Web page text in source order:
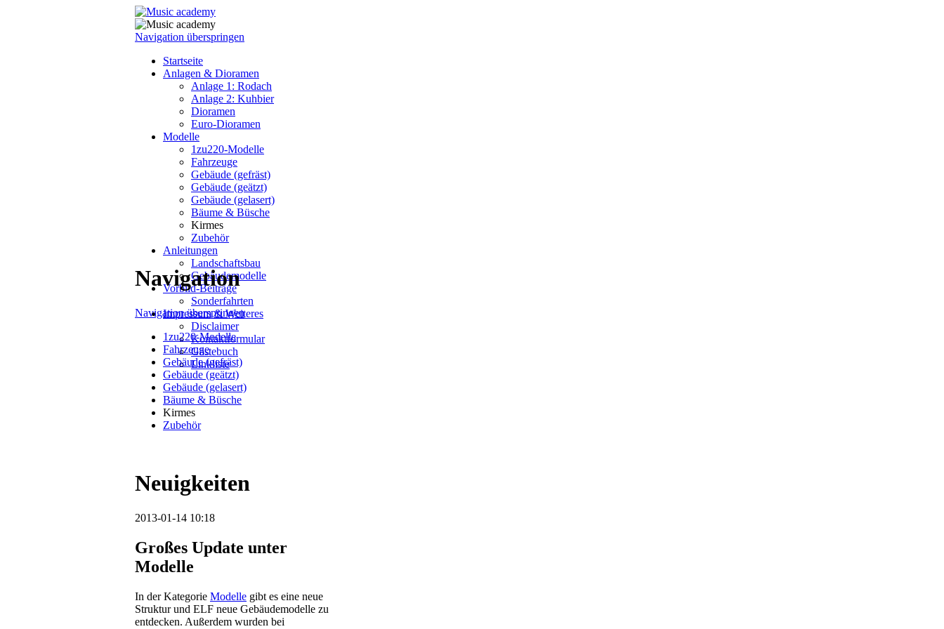
Navigation überspringen
Startseite
Anlagen & Dioramen
Anlage 1: Rodach
Anlage 2: Kuhbier
Dioramen
Euro-Dioramen
Modelle
1zu220-Modelle
Fahrzeuge
Gebäude (gefräst)
Gebäude (geätzt)
Gebäude (gelasert)
Bäume & Büsche
Kirmes
Zubehör
Anleitungen
Landschaftsbau
Gebäudemodelle
Vorbild-Beiträge
Sonderfahrten
Impressum & Weiteres
Disclaimer
Kontaktformular
Gästebuch
Linkliste
Navigation
Navigation überspringen
1zu220-Modelle
Fahrzeuge
Gebäude (gefräst)
Gebäude (geätzt)
Gebäude (gelasert)
Bäume & Büsche
Kirmes
Zubehör
Neuigkeiten
2013-01-14 10:18
Großes Update unter
Modelle
In der Kategorie Modelle gibt es eine neue
Struktur und ELF neue Gebäudemodelle zu
entdecken. Außerdem wurden bei